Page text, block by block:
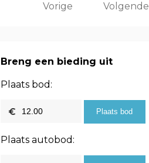
Vorige Volgende
Breng een bieding uit
Plaats bod:
Plaats autobod: